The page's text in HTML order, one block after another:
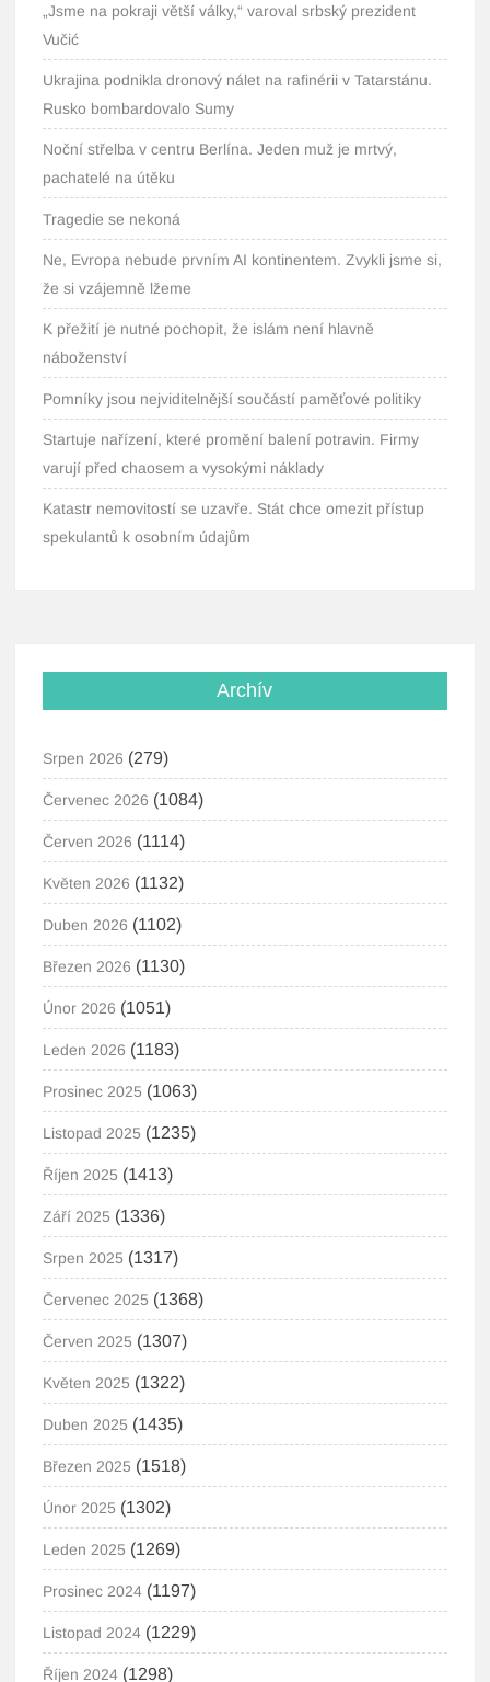
„Jsme na pokraji větší války,“ varoval srbský prezident
Vučić
Ukrajina podnikla dronový nálet na rafinérii v Tatarstánu.
Rusko bombardovalo Sumy
Noční střelba v centru Berlína. Jeden muž je mrtvý,
pachatelé na útěku
Tragedie se nekoná
Ne, Evropa nebude prvním AI kontinentem. Zvykli jsme si,
že si vzájemně lžeme
K přežití je nutné pochopit, že islám není hlavně
náboženství
Pomníky jsou nejviditelnější součástí paměťové politiky
Startuje nařízení, které promění balení potravin. Firmy
varují před chaosem a vysokými náklady
Katastr nemovitostí se uzavře. Stát chce omezit přístup
spekulantů k osobním údajům
Archív
Srpen 2026 (279)
Červenec 2026 (1084)
Červen 2026 (1114)
Květen 2026 (1132)
Duben 2026 (1102)
Březen 2026 (1130)
Únor 2026 (1051)
Leden 2026 (1183)
Prosinec 2025 (1063)
Listopad 2025 (1235)
Říjen 2025 (1413)
Září 2025 (1336)
Srpen 2025 (1317)
Červenec 2025 (1368)
Červen 2025 (1307)
Květen 2025 (1322)
Duben 2025 (1435)
Březen 2025 (1518)
Únor 2025 (1302)
Leden 2025 (1269)
Prosinec 2024 (1197)
Listopad 2024 (1229)
Říjen 2024 (1298)